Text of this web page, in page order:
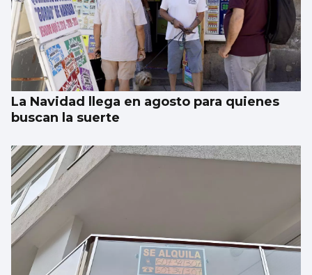
La Navidad llega en agosto para quienes
buscan la suerte